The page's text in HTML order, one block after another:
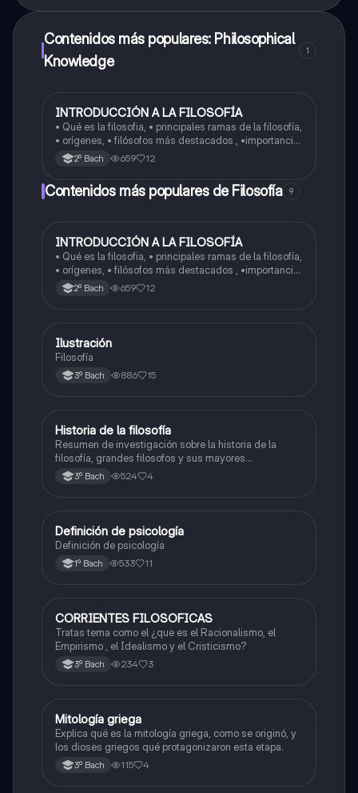
Contenidos más populares: Philosophical
Knowledge
1
Filosofía
INTRODUCCIÓN A LA FILOSOFÍA
• Qué es la filosofia, • principales ramas de la filosofía,
• orígenes, • filósofos más destacados , •importancia
del pensamiento crítico, • aplicaciones de la filosofía y
conclusiones
2º Bach 659 12
Contenidos más populares de Filosofía 9
Filosofía
INTRODUCCIÓN A LA FILOSOFÍA
• Qué es la filosofia, • principales ramas de la filosofía,
• orígenes, • filósofos más destacados , •importancia
del pensamiento crítico, • aplicaciones de la filosofía y
conclusiones
2º Bach 659 12
Filosofía
Ilustración
Filosofía
3º Bach 886 15
Filosofía
Historia de la filosofía
Resumen de investigación sobre la historia de la
filosofía, grandes filosofos y sus mayores
aportaciones
3º Bach 524 4
Filosofía
Definición de psicología
Definición de psicología
1º Bach 533 11
Filosofía
CORRIENTES FILOSOFICAS
Tratas tema como el ¿que es el Racionalismo, el
Empirismo , el Idealismo y el Cristicismo?
3º Bach 234 3
Historia universal contemporánea
Mitología griega
Explica qué es la mitología griega, como se originó, y
los dioses griegos qué protagonizaron esta etapa.
3º Bach 115 4